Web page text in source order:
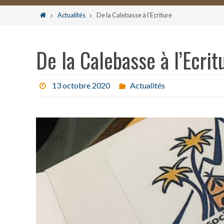
le
HomeActualités De la Calebasse à l’Ecriture
De la Calebasse à
13 octobre 2020 Actualités